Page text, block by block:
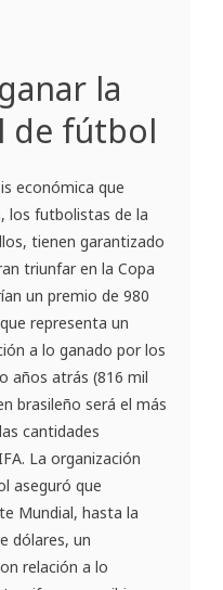
la
de fútbol
económica que
los futbolistas de la
tienen garantizado
triunfar en la Copa
un premio de 980
representa un
a lo ganado por los
años atrás (816 mil
brasileño será el más
cantidades
La organización
aseguró que
Mundial, hasta la
dólares, un
relación a lo